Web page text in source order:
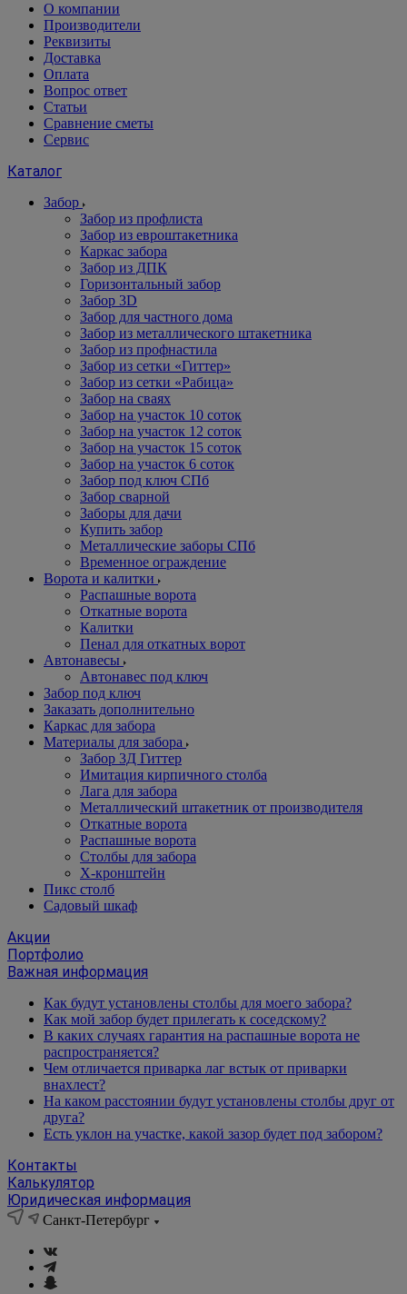
О компании
Производители
Реквизиты
Доставка
Оплата
Вопрос ответ
Статьи
Сравнение сметы
Сервис
Каталог
Забор
Забор из профлиста
Забор из евроштакетника
Каркас забора
Забор из ДПК
Горизонтальный забор
Забор 3D
Забор для частного дома
Забор из металлического штакетника
Забор из профнастила
Забор из сетки «Гиттер»
Забор из сетки «Рабица»
Забор на сваях
Забор на участок 10 соток
Забор на участок 12 соток
Забор на участок 15 соток
Забор на участок 6 соток
Забор под ключ СПб
Забор сварной
Заборы для дачи
Купить забор
Металлические заборы СПб
Временное ограждение
Ворота и калитки
Распашные ворота
Откатные ворота
Калитки
Пенал для откатных ворот
Автонавесы
Автонавес под ключ
Забор под ключ
Заказать дополнительно
Каркас для забора
Материалы для забора
Забор 3Д Гиттер
Имитация кирпичного столба
Лага для забора
Металлический штакетник от производителя
Откатные ворота
Распашные ворота
Столбы для забора
Х-кронштейн
Пикс столб
Садовый шкаф
Акции
Портфолио
Важная информация
Как будут установлены столбы для моего забора?
Как мой забор будет прилегать к соседскому?
В каких случаях гарантия на распашные ворота не
распространяется?
Чем отличается приварка лаг встык от приварки
внахлест?
На каком расстоянии будут установлены столбы друг от
друга?
Есть уклон на участке, какой зазор будет под забором?
Контакты
Калькулятор
Юридическая информация
Санкт-Петербург